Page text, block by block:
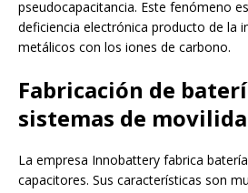
pseudocapacitancia. Este fenómeno
deficiencia electrónica producto de la
metálicos con los iones de carbono.
Fabricación de
sistemas de
La empresa Innobattery fabrica
capacitores. Sus características son